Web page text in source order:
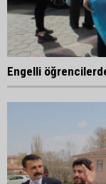
Engelli